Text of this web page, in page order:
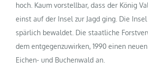
hoch. Kaum vorstellbar, dass der König
einst auf der Insel zur Jagd ging. Die
spärlich bewaldet. Die staatliche
dem entgegenzuwirken, 1990 einen
Eichen- und Buchenwald an.